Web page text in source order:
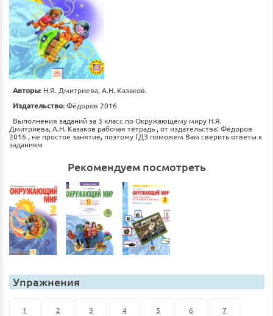
Авторы: Н.Я. Дмитриева, А.Н. Казаков.
Издательство:Фёдоров 2016
Выполнения заданий за 3 класс по Окружающему миру Н.Я.
Дмитриева, А.Н. Казаков рабочая тетрадь , от издательства: Фёдоров
2016 , не простое занятие, поэтому ГДЗ поможем Вам сверить ответы к
заданиям
Рекомендуем посмотреть
Упражнения
1 2 3 4 5 6 7